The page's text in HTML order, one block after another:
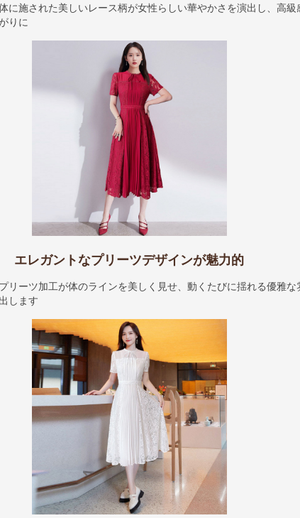
に施された美しいレース柄が女性らしい華やかさを演出し、高級
りに
エレガントなプリーツデザインが魅力的
リーツ加工が体のラインを美しく見せ、動くたびに揺れる優雅な
します